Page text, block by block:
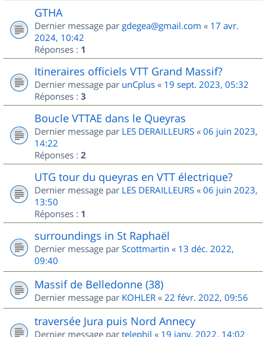
GTHA
Dernier message par gdegea@gmail.com « 17 avr.
2024, 10:42
Réponses : 1
Itineraires officiels VTT Grand Massif?
Dernier message par unCplus « 19 sept. 2023, 05:32
Réponses : 3
Boucle VTTAE dans le Queyras
Dernier message par LES DERAILLEURS « 06 juin 2023,
14:22
Réponses : 2
UTG tour du queyras en VTT électrique?
Dernier message par LES DERAILLEURS « 06 juin 2023,
13:50
Réponses : 1
surroundings in St Raphaël
Dernier message par Scottmartin « 13 déc. 2022,
09:40
Massif de Belledonne (38)
Dernier message par KOHLER « 22 févr. 2022, 09:56
traversée Jura puis Nord Annecy
Dernier message par telephil « 19 janv. 2022, 14:02